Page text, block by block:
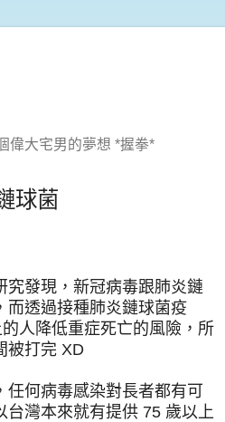
偉大宅男的夢想 *握拳*
球菌
究發現，新冠病毒跟肺炎鏈
而透過接種肺炎鏈球菌疫
人降低重症死亡的風險，所
被打完 XD
任何病毒感染對長者都有可
台灣本來就有提供 75 歲以上